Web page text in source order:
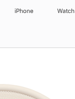
iPhone Watch